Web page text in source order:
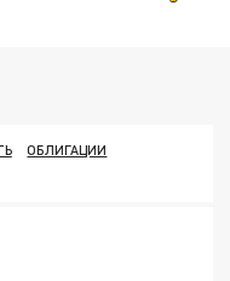
ОБЛИГАЦИИ